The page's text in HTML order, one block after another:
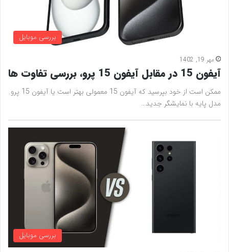
بررسی موبایل
مهر 19, 1402
آیفون 15 در مقابل آیفون 15 پرو، بررسی تفاوت ها
ممکن است از خود بپرسید که آیفون 15 معمولی بهتر است یا آیفون 15 پرو.
مدل پایه با نمایشگر جدید…
بررسی موبایل